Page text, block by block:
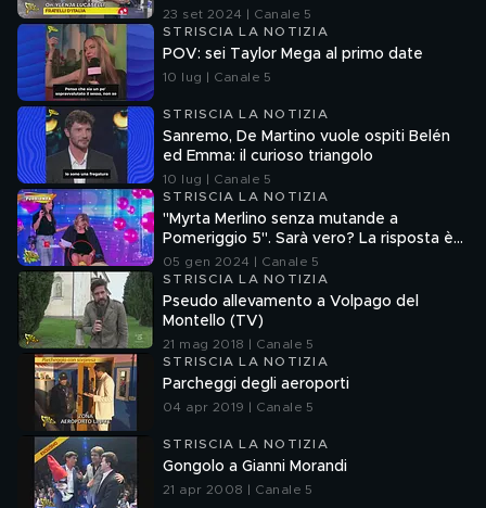
23 set 2024 | Canale 5
STRISCIA LA NOTIZIA
POV: sei Taylor Mega al primo date
10 lug | Canale 5
STRISCIA LA NOTIZIA
Sanremo, De Martino vuole ospiti Belén
ed Emma: il curioso triangolo
10 lug | Canale 5
STRISCIA LA NOTIZIA
"Myrta Merlino senza mutande a
Pomeriggio 5". Sarà vero? La risposta è
nel fuorionda
05 gen 2024 | Canale 5
STRISCIA LA NOTIZIA
Pseudo allevamento a Volpago del
Montello (TV)
21 mag 2018 | Canale 5
STRISCIA LA NOTIZIA
Parcheggi degli aeroporti
04 apr 2019 | Canale 5
STRISCIA LA NOTIZIA
Gongolo a Gianni Morandi
21 apr 2008 | Canale 5